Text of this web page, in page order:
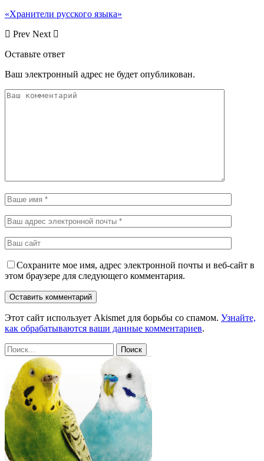
«Хранители русского языка»
Prev Next
Оставьте ответ
Ваш электронный адрес не будет опубликован.
Сохраните мое имя, адрес электронной почты и веб-сайт в
этом браузере для следующего комментария.
Этот сайт использует Akismet для борьбы со спамом. Узнайте,
как обрабатываются ваши данные комментариев.